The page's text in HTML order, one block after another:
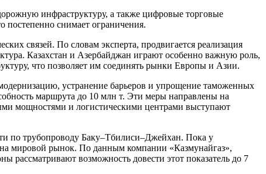
инфраструктуру, а также цифровые торговые
постепенно снимает ограничения.
связей. По словам эксперта, продвигается реализация
Казахстан и Азербайджан играют особенно важную роль,
что позволяет им соединять рынки Европы и Азии.
устранение барьеров и упрощение таможенных
маршрута до 10 млн т. Эти меры направлены на
мощностями и логистическими центрами выступают
по трубопроводу Баку–Тбилиси–Джейхан. Пока у
на мировой рынок. По данным компании «Казмунайгаз»,
возможность довести этот показатель до 7